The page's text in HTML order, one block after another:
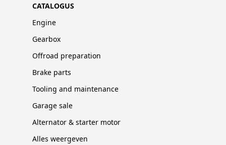
CATALOGUS
Engine
Gearbox
Offroad preparation
Brake parts
Tooling and maintenance
Garage sale
Alternator & starter motor
Alles weergeven